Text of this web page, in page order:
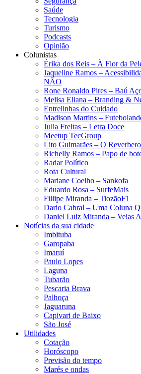
Saúde
Tecnologia
Turismo
Podcasts
Opinião
Colunistas
Érika dos Reis​ – À Flor da
Jaqueline Ramos –
NÃO
Rone Ronaldo Pires – Baú
Melisa Eliana – Branding &
Entrelinhas do Cuidado
Madison Martins –
Julia Freitas​ – Letra Doce
Meetup TecGroup
Lito Guimarães – O Reverbero
Richelly Ramos​ – Papo de
Radar Político
Rota Cultural
Mariane Coelho – Sankofa
Eduardo Rosa​ – SurfeMais
Fillipe Miranda – TiozãoF1
Dario Cabral – Uma Coluna
Daniel Luiz Miranda – Veias
Notícias da sua cidade
Imbituba
Garopaba
Imaruí
Paulo Lopes
Laguna
Tubarão
Pescaria Brava
Palhoça
Jaguaruna
Capivari de Baixo
São José
Utilidades
Cotação
Horóscopo
Previsão do tempo
Marés e ondas